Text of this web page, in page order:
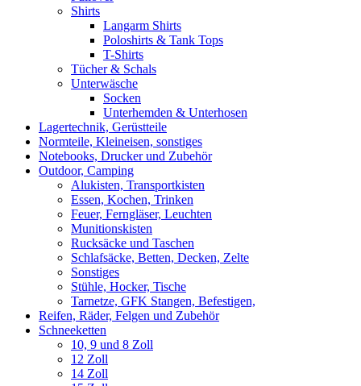
Shirts
Langarm Shirts
Poloshirts & Tank Tops
T-Shirts
Tücher & Schals
Unterwäsche
Socken
Unterhemden & Unterhosen
Lagertechnik, Gerüstteile
Normteile, Kleineisen, sonstiges
Notebooks, Drucker und Zubehör
Outdoor, Camping
Alukisten, Transportkisten
Essen, Kochen, Trinken
Feuer, Ferngläser, Leuchten
Munitionskisten
Rucksäcke und Taschen
Schlafsäcke, Betten, Decken, Zelte
Sonstiges
Stühle, Hocker, Tische
Tarnetze, GFK Stangen, Befestigen,
Reifen, Räder, Felgen und Zubehör
Schneeketten
10, 9 und 8 Zoll
12 Zoll
14 Zoll